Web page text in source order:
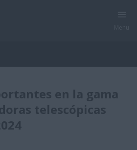
en la gama
telescópicas